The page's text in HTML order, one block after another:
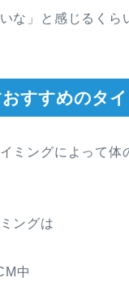
いな」と感じるくら
すすめのタ
ミングによって体
ングは
中